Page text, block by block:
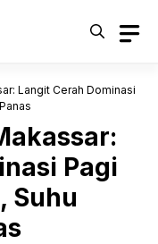
Langit Cerah Dominasi
Pagi
Suhu